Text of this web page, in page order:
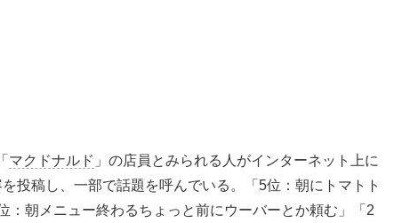
マクドナルド 」の店員とみられる人がインターネット上に
投稿し、一部で話題を呼んでいる。「5位：朝にトマトト
：朝メニュー終わるちょっと前にウーバーとか頼む」「2